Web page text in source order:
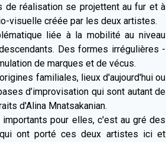
de réalisation se projettent au fur et à
visuelle créée par les deux artistes.
liée à la mobilité au niveau
Des formes irrégulières -
de marques et de vécus.
familiales, lieux d'aujourd'hui ou
d’improvisation qui sont autant de
d'Alina Mnatsakanian.
pour elles, c'est au gré des
qui ont porté ces deux artistes ici et